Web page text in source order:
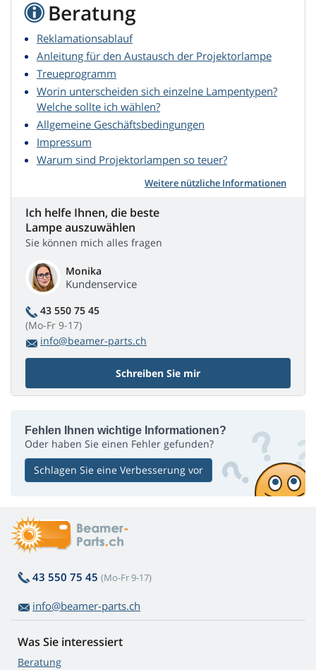
Beratung
Reklamationsablauf
Anleitung für den Austausch der Projektorlampe
Treueprogramm
Worin unterscheiden sich einzelne Lampentypen?
Welche sollte ich wählen?
Allgemeine Geschäftsbedingungen
Impressum
Warum sind Projektorlampen so teuer?
Weitere nützliche Informationen
Ich helfe Ihnen, die beste
Lampe auszuwählen
Sie können mich alles fragen
Monika
Kundenservice
43 550 75 45
(Mo-Fr 9-17)
info@beamer-parts.ch
Schreiben Sie mir
Fehlen Ihnen wichtige Informationen?
Oder haben Sie einen Fehler gefunden?
Schlagen Sie eine Verbesserung vor
43 550 75 45 (Mo-Fr 9-17)
info@beamer-parts.ch
Was Sie interessiert
Beratung